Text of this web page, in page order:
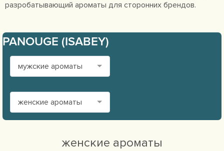
разробатывающий ароматы для сторонних брендов.
PANOUGE (ISABEY)
мужские ароматы
женские ароматы
женские ароматы